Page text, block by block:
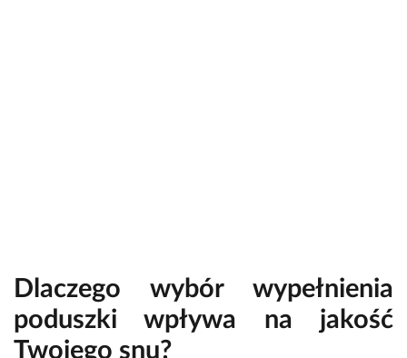
Dlaczego wybór wypełnienia
poduszki wpływa na jakość
Twojego snu?